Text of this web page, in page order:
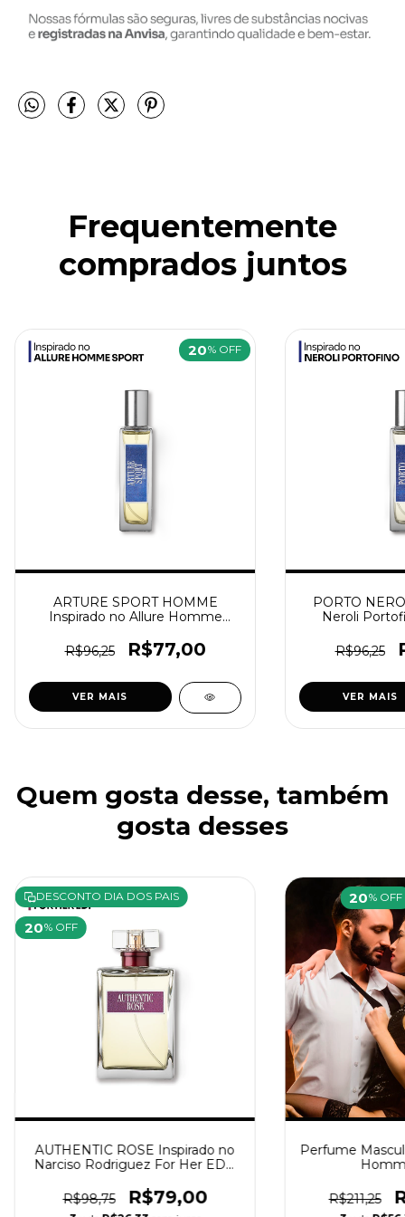
Frequentemente
comprados juntos
20% OFF
ARTURE SPORT HOMME
Inspirado no Allure Homme
R$96,25
R$77,00
VER MAIS
PORTO
Neroli
R$96,25
VER MAIS
Quem gosta desse, também
gosta desses
DESCONTO DIA DOS PAIS
20% OFF
AUTHENTIC ROSE Inspirado no
Narciso Rodriguez For Her EDP
R$98,75
R$79,00
20% OFF
Perfume
R$211,25